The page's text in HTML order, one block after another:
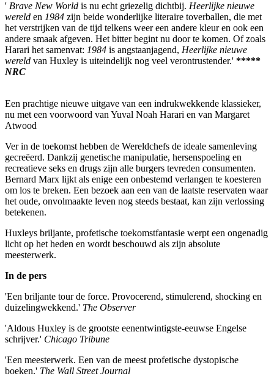
' Brave New World is nu echt griezelig dichtbij. Heerlijke nieuwe
wereld en 1984 zijn beide wonderlijke literaire toverballen, die met
het verstrijken van de tijd telkens weer een andere kleur en ook een
andere smaak afgeven. Het bitter begint nu door te komen. Of zoals
Harari het samenvat: 1984 is angstaanjagend, Heerlijke nieuwe
wereld van Huxley is uiteindelijk nog veel verontrustender.' *****
NRC
Een prachtige nieuwe uitgave van een indrukwekkende klassieker,
nu met een voorwoord van Yuval Noah Harari en van Margaret
Atwood
Ver in de toekomst hebben de Wereldchefs de ideale samenleving
gecreëerd. Dankzij genetische manipulatie, hersenspoeling en
recreatieve seks en drugs zijn alle burgers tevreden consumenten.
Bernard Marx lijkt als enige een onbestemd verlangen te koesteren
om los te breken. Een bezoek aan een van de laatste reservaten waar
het oude, onvolmaakte leven nog steeds bestaat, kan zijn verlossing
betekenen.
Huxleys briljante, profetische toekomstfantasie werpt een ongenadig
licht op het heden en wordt beschouwd als zijn absolute
meesterwerk.
In de pers
'Een briljante tour de force. Provocerend, stimulerend, shocking en
duizelingwekkend.' The Observer
'Aldous Huxley is de grootste eenentwintigste-eeuwse Engelse
schrijver.' Chicago Tribune
'Een meesterwerk. Een van de meest profetische dystopische
boeken.' The Wall Street Journal